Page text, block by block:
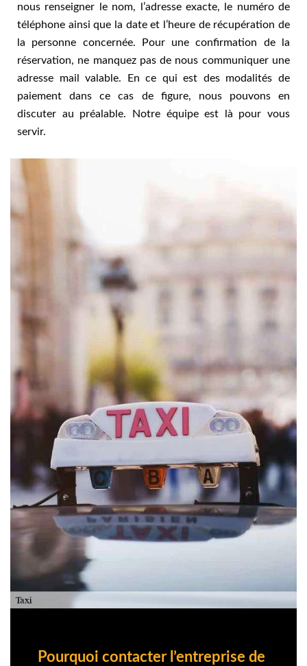
nous renseigner le nom, l’adresse exacte, le numéro de
téléphone ainsi que la date et l’heure de récupération de
la personne concernée. Pour une confirmation de la
réservation, ne manquez pas de nous communiquer une
adresse mail valable. En ce qui est des modalités de
paiement dans ce cas de figure, nous pouvons en
discuter au préalable. Notre équipe est là pour vous
servir.
Pourquoi contacter l’entreprise de